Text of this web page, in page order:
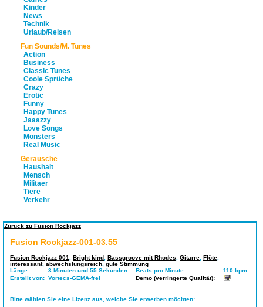
Kinder
News
Technik
Urlaub/Reisen
Fun Sounds/M. Tunes
Action
Business
Classic Tunes
Coole Sprüche
Crazy
Erotic
Funny
Happy Tunes
Jaaazzy
Love Songs
Monsters
Real Music
Geräusche
Haushalt
Mensch
Militaer
Tiere
Verkehr
Zurück zu Fusion Rockjazz
Fusion Rockjazz-001-03.55
Fusion Rockjazz 001 Bright kind Bassgroove mit Rhodes Gitarre Flöte
interessant, abwechslungsreich gute Stimmung
Länge:
3 Minuten und 55 Sekunden Beats pro Minute:
110 bpm
Erstellt von: Vortecs-GEMA-frei Demo (verringerte Qualität):
Bitte wählen Sie eine Lizenz aus, welche Sie erwerben möchten: